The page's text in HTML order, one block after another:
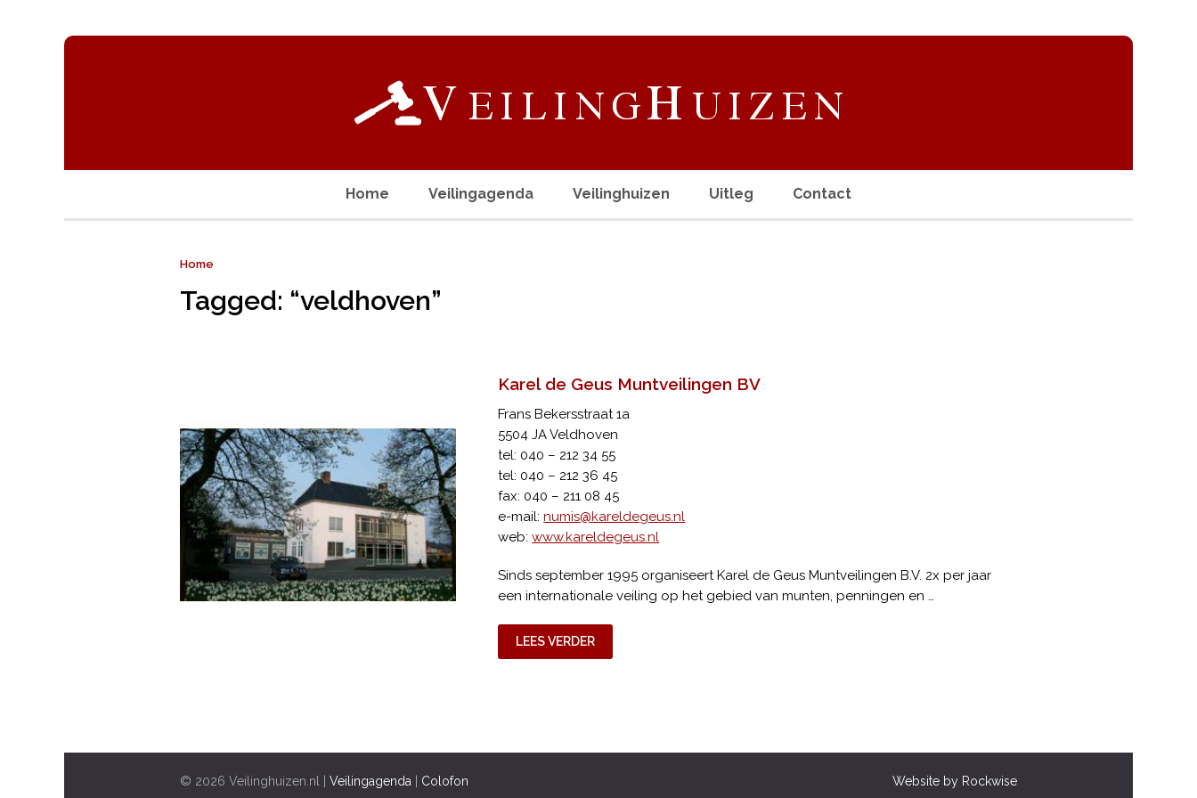
Home Veilingagenda Veilinghuizen Uitleg Contact
Home
Tagged: “veldhoven”
Karel de Geus Muntveilingen BV
Frans Bekersstraat 1a
5504 JA Veldhoven
tel: 040 – 212 34 55
tel: 040 – 212 36 45
fax: 040 – 211 08 45
e-mail:numis@kareldegeus.nl
web:www.kareldegeus.nl
Sinds september 1995 organiseert Karel de Geus Muntveilingen B.V. 2x per jaar
een internationale veiling op het gebied van munten, penningen en …
LEES VERDER
© 2026 Veilinghuizen.nl | Veilingagenda Colofon Website by Rockwise